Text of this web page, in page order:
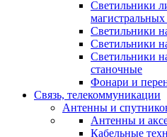
Светильники
Светильники
Светильники
Светильники
станочные
Фонари и
Связь, телекоммуникации
Антенны и
Антенны и
Кабельные